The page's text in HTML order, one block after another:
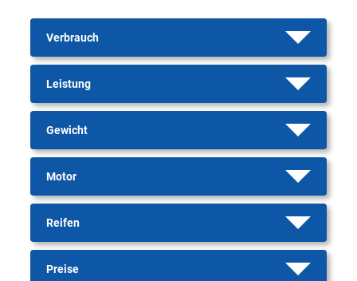
Verbrauch
Leistung
Gewicht
Motor
Reifen
Preise